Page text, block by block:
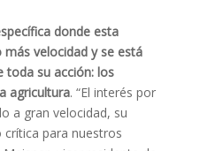
donde esta
velocidad y se está
toda su acción: los
agricultura. “El interés por
a gran velocidad, su
crítica para nuestros